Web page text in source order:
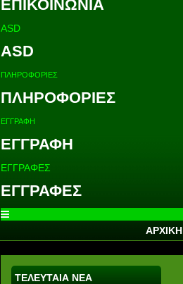
ΕΠΙΚΟΙΝΩΝΙΑ
ASD
ASD
ΠΛΗΡΟΦΟΡΙΕΣ
ΠΛΗΡΟΦΟΡΙΕΣ
ΕΓΓΡΑΦΗ
ΕΓΓΡΑΦΗ
ΕΓΓΡΑΦΕΣ
ΕΓΓΡΑΦΕΣ
ΑΡΧΙΚΗ
ΤΕΛΕΥΤΑΙΑ ΝΕΑ